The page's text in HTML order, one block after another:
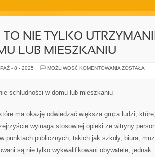
NIE TYLKO
LUB MIESZKANIU
- 8 - 2025 MOŻLIWOŚĆ KOMENTOWANIA
LUB
MIESZKANIU
ZOSTAŁA
schludności w domu lub mieszkaniu
ma okazję odwiedzać większa grupa ludzi,
wymaga stosownej opieki ze witryny
punktach publicznych, takich jak szkoły, biura,
są nie tylko wykwalifikowani obywatele, jednak